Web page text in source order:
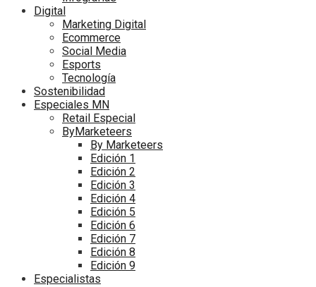
Digital
Marketing Digital
Ecommerce
Social Media
Esports
Tecnología
Sostenibilidad
Especiales MN
Retail Especial
ByMarketeers
By Marketeers
Edición 1
Edición 2
Edición 3
Edición 4
Edición 5
Edición 6
Edición 7
Edición 8
Edición 9
Especialistas